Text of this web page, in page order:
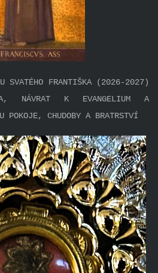
SVATÉHO FRANTIŠKA (2026-2027)
NÁVRAT K EVANGELIUM A
POKOJE, CHUDOBY A BRATRSTVÍ